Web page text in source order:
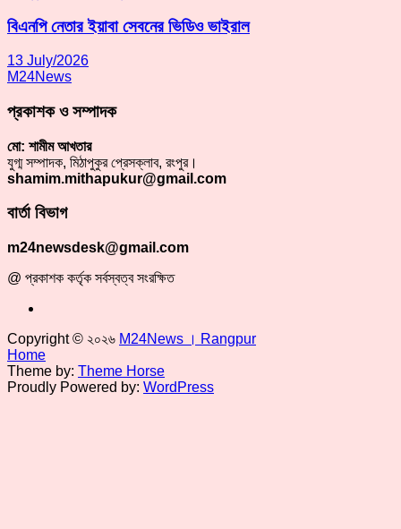
বিএনপি নেতার ইয়াবা সেবনের ভিডিও ভাইরাল
13 July/2026
M24News
প্রকাশক ও সম্পাদক
মো: শামীম আখতার
যুগ্ম সম্পাদক, মিঠাপুকুর প্রেসক্লাব, রংপুর।
shamim.mithapukur@gmail.com
বার্তা বিভাগ
m24newsdesk@gmail.com
@ প্রকাশক কর্তৃক সর্বস্বত্ব সংরক্ষিত
Copyright © ২০২৬ M24News । Rangpur
Home
Theme by: Theme Horse
Proudly Powered by: WordPress